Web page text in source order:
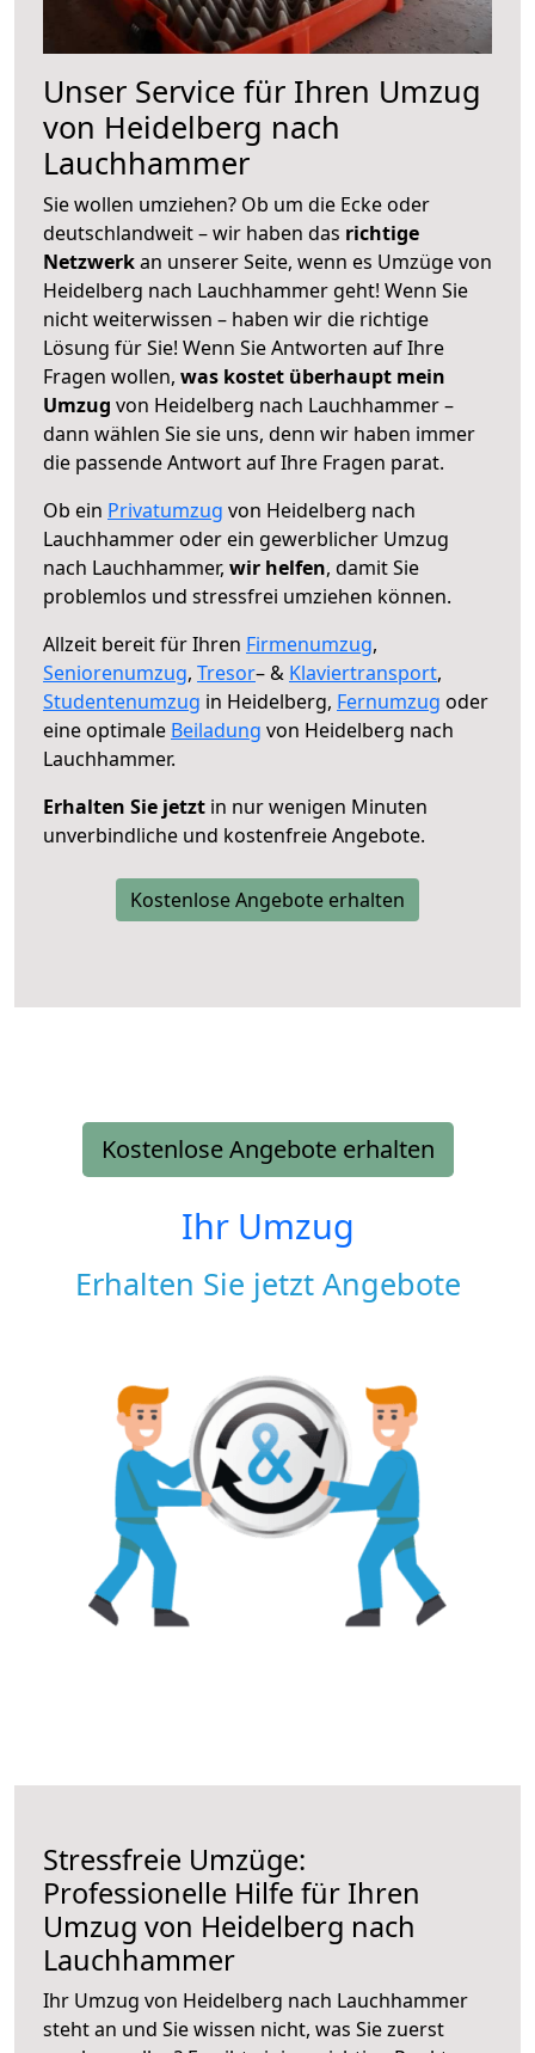
Unser Service für Ihren Umzug
von Heidelberg nach
Lauchhammer
Sie wollen umziehen? Ob um die Ecke oder
deutschlandweit – wir haben das richtige
Netzwerkan unserer Seite, wenn es Umzüge von
Heidelberg nach Lauchhammer geht! Wenn Sie
nicht weiterwissen – haben wir die richtige
Lösung für Sie! Wenn Sie Antworten auf Ihre
Fragen wollen, was kostet überhaupt mein
Umzug von Heidelberg nach Lauchhammer –
dann wählen Sie sie uns, denn wir haben immer
die passende Antwort auf Ihre Fragen parat.
Ob ein Privatumzug von Heidelberg nach
Lauchhammer oder ein gewerblicher Umzug
nach Lauchhammer, wir helfen, damit Sie
problemlos und stressfrei umziehen können.
Allzeit bereit für Ihren Firmenumzug,
Seniorenumzug, Tresor– & Klaviertransport,
Studentenumzug in Heidelberg, Fernumzug oder
eine optimale Beiladung von Heidelberg nach
Lauchhammer.
Erhalten Sie jetzt in nur wenigen Minuten
unverbindliche und kostenfreie Angebote.
Kostenlose Angebote erhalten
Kostenlose Angebote erhalten
Ihr Umzug
Erhalten Sie jetzt Angebote
Stressfreie Umzüge:
Professionelle Hilfe für Ihren
Umzug von Heidelberg nach
Lauchhammer
Ihr Umzug von Heidelberg nach Lauchhammer
steht an und Sie wissen nicht, was Sie zuerst